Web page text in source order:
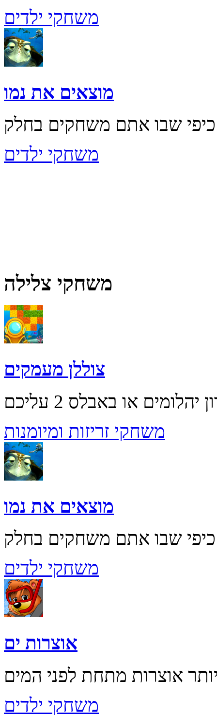
משחקי ילדים
מוצאים את נמו
משחקי ילדים
משחקי צלילה
צוללן מעמקים
משחקי זריזות ומיומנות
מוצאים את נמו
משחקי ילדים
אוצרות ים
משחקי ילדים